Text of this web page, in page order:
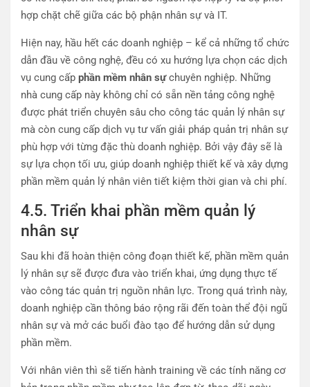
hợp chặt chẽ giữa các bộ phận nhân sự và IT.
Hiện nay, hầu hết các doanh nghiệp – kể cả những tổ chức
dẫn đầu về công nghệ, đều có xu hướng lựa chọn các dịch
vụ cung cấp phần mềm nhân sựchuyên nghiệp. Những
nhà cung cấp này không chỉ có sẵn nền tảng công nghệ
được phát triển chuyên sâu cho công tác quản lý nhân sự
mà còn cung cấp dịch vụ tư vấn giải pháp quản trị nhân sự
phù hợp với từng đặc thù doanh nghiệp. Bởi vậy đây sẽ là
sự lựa chọn tối ưu, giúp doanh nghiệp thiết kế và xây dựng
phần mềm quản lý nhân viên tiết kiệm thời gian và chi phí.
4.5. Triển khai phần mềm quản lý
nhân sự
Sau khi đã hoàn thiện công đoạn thiết kế, phần mềm quản
lý nhân sự sẽ được đưa vào triển khai, ứng dụng thực tế
vào công tác quản trị nguồn nhân lực. Trong quá trình này,
doanh nghiệp cần thông báo rộng rãi đến toàn thể đội ngũ
nhân sự và mở các buổi đào tạo để hướng dẫn sử dụng
phần mềm.
Với nhân viên thì sẽ tiến hành training về các tính năng cơ